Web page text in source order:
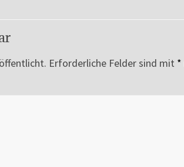
Erforderliche Felder sind mit *